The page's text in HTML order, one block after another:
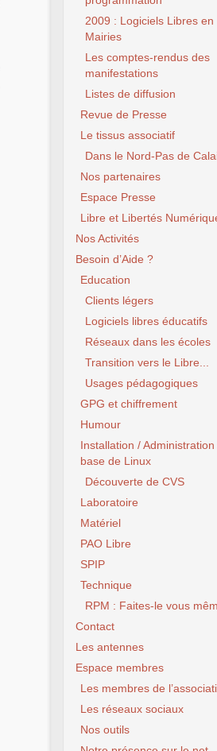
2009 : Logiciels Libres en
Mairies
Les comptes-rendus des
manifestations
Listes de diffusion
Revue de Presse
Le tissus associatif
Dans le Nord-Pas de
Nos partenaires
Espace Presse
Libre et Libertés
Nos Activités
Besoin d’Aide ?
Education
Clients légers
Logiciels libres éducatifs
Réseaux dans les écoles
Transition vers le Libre...
Usages pédagogiques
GPG et chiffrement
Humour
Installation / Administration
base de Linux
Découverte de CVS
Laboratoire
Matériel
PAO Libre
SPIP
Technique
RPM : Faites-le vous
Contact
Les antennes
Espace membres
Les membres de
Les réseaux sociaux
Nos outils